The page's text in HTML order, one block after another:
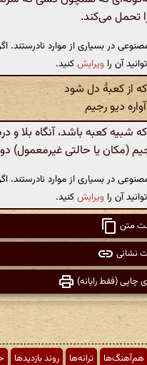
تحمل می‌کند.
در بسیاری از موارد نادرستند.
آن را ویرایشکنید.
از کعبهٔ دل شود
دیو رجیم
کعبه باشد، آنگاه بلا و
(مکان یا حالتی غیرمعمول)
در بسیاری از موارد نادرستند.
آن را ویرایشکنید.
متن
نشانی
چاپی (فقط رایانه)
هم‌آهنگ‌ها ترانه‌ها روند بازدیدها